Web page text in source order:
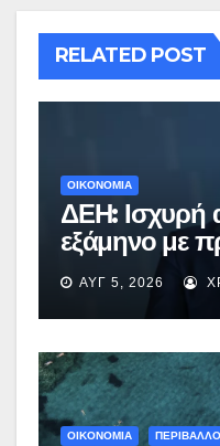
RELATED POST
ΟΙΚΟΝΟΜΙΑ
ΔΕΗ: Ισχυρή
εξάμηνο με
EBITDA στα
ΑΥΓ 5, 2026
ΟΙΚΟΝΟΜΙΑ